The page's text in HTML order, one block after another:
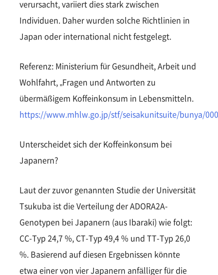
verursacht, variiert dies stark zwischen
Individuen. Daher wurden solche Richtlinien in
Japan oder international nicht festgelegt.
Referenz: Ministerium für Gesundheit, Arbeit und
Wohlfahrt, „Fragen und Antworten zu
übermäßigem Koffeinkonsum in Lebensmitteln.
https://www.mhlw.go.jp/stf/seisakunitsuite/bunya/
Unterscheidet sich der Koffeinkonsum bei
Japanern?
Laut der zuvor genannten Studie der Universität
Tsukuba ist die Verteilung der ADORA2A-
Genotypen bei Japanern (aus Ibaraki) wie folgt:
CC-Typ 24,7 %, CT-Typ 49,4 % und TT-Typ 26,0
%. Basierend auf diesen Ergebnissen könnte
etwa einer von vier Japanern anfälliger für die